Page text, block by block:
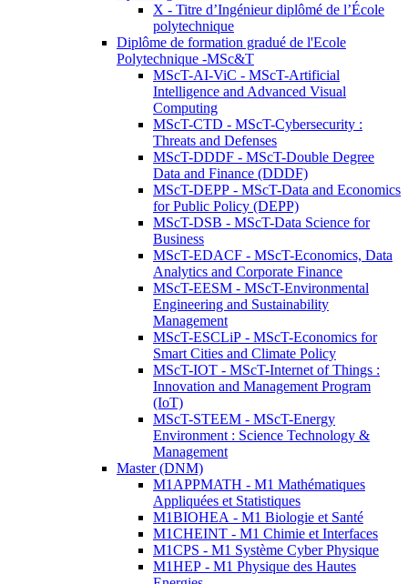
X - Titre d’Ingénieur diplômé de l’École
polytechnique
Diplôme de formation gradué de l'Ecole
Polytechnique -MSc&T
MScT-AI-ViC - MScT-Artificial
Intelligence and Advanced Visual
Computing
MScT-CTD - MScT-Cybersecurity :
Threats and Defenses
MScT-DDDF - MScT-Double Degree
Data and Finance (DDDF)
MScT-DEPP - MScT-Data and Economics
for Public Policy (DEPP)
MScT-DSB - MScT-Data Science for
Business
MScT-EDACF - MScT-Economics, Data
Analytics and Corporate Finance
MScT-EESM - MScT-Environmental
Engineering and Sustainability
Management
MScT-ESCLiP - MScT-Economics for
Smart Cities and Climate Policy
MScT-IOT - MScT-Internet of Things :
Innovation and Management Program
(IoT)
MScT-STEEM - MScT-Energy
Environment : Science Technology &
Management
Master (DNM)
M1APPMATH - M1 Mathématiques
Appliquées et Statistiques
M1BIOHEA - M1 Biologie et Santé
M1CHEINT - M1 Chimie et Interfaces
M1CPS - M1 Système Cyber Physique
M1HEP - M1 Physique des Hautes